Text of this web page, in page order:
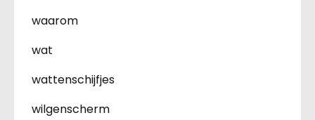
waarom
wat
wattenschijfjes
wilgenscherm